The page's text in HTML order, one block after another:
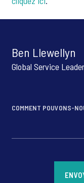
Ben Llewellyn
Global Service
COMMENT POUVONS-